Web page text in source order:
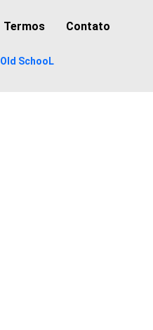
Termos Contato
Old SchooL